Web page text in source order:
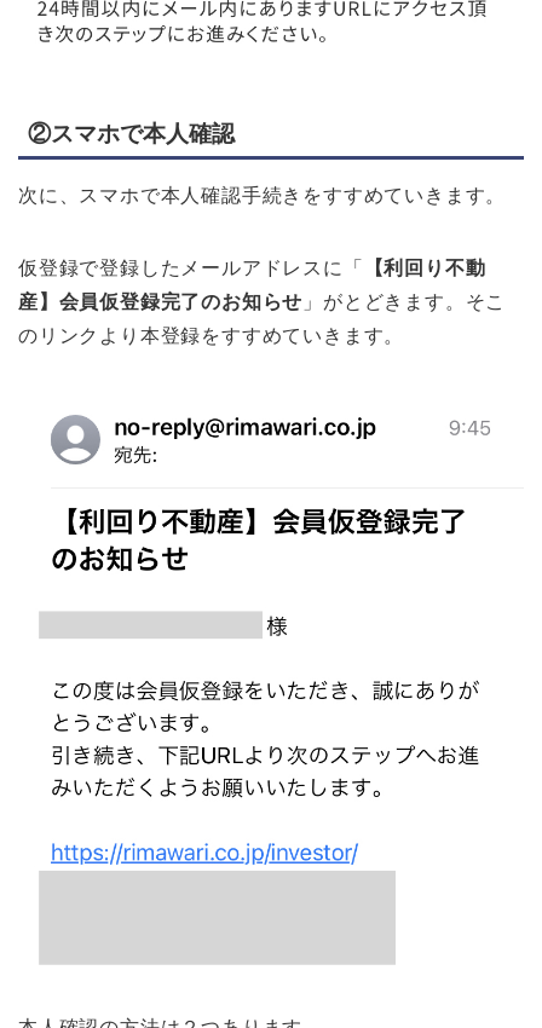
②スマホで本人確認
次に、スマホで本人確認手続きをすすめていきます。
仮登録で登録したメールアドレスに「
【利回り不動
産】会員仮登録完了のお知らせ 」がとどきます。そこ
のリンクより本登録をすすめていきます。